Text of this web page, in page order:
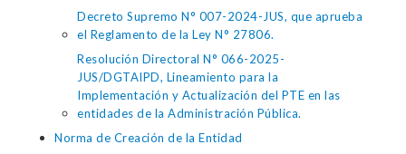
Decreto Supremo N° 007-2024-JUS, que aprueba
el Reglamento de la Ley N° 27806.
Resolución Directoral N° 066-2025-
JUS/DGTAIPD, Lineamiento para la
Implementación y Actualización del PTE en las
entidades de la Administración Pública.
Norma de Creación de la Entidad